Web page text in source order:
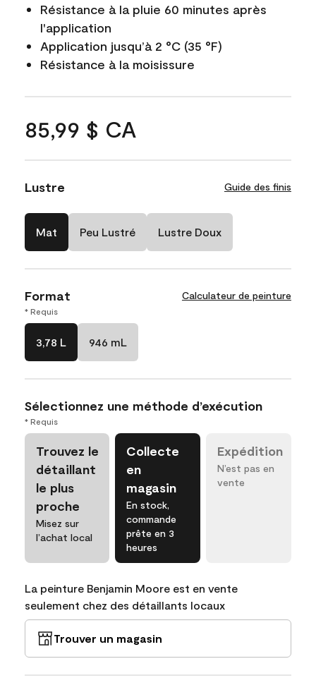
Résistance à la pluie 60 minutes après
l'application
Application jusqu’à 2 °C (35 °F)
Résistance à la moisissure
85,99 $ CA
Lustre Guide des finis
Mat Peu Lustré Lustre Doux
Format Calculateur de peinture
* Requis
3,78 L 946 mL
Sélectionnez une méthode d’exécution
* Requis
Trouvez le
détaillant
le plus
proche
Misez sur
l’achat local
Collecte
en
magasin
En stock,
commande
prête en 3
heures
Expédition
N’est pas en
vente
La peinture Benjamin Moore est en vente
seulement chez des détaillants locaux
Trouver un magasin